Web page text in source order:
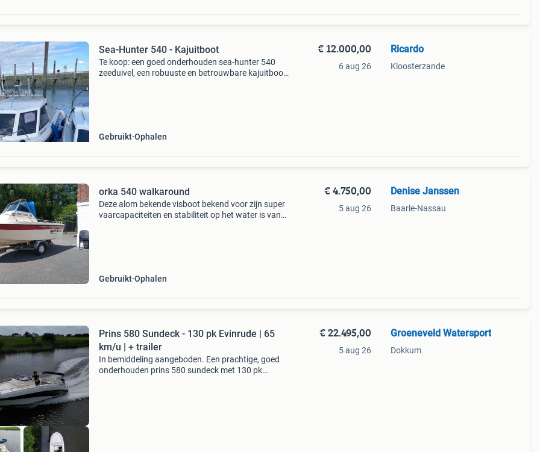
Sea-Hunter 540 - Kajuitboot
Te koop: een goed onderhouden sea-hunter 540
zeeduivel, een robuuste en betrouwbare kajuitboot,
Gebruikt Ophalen
€ 12.000,00
6 aug 26
Ricardo
Kloosterzande
orka 540 walkaround
Deze alom bekende visboot bekend voor zijn super
vaarcapaciteiten en stabiliteit op het water is van
Gebruikt Ophalen
€ 4.750,00
5 aug 26
Denise Janssen
Baarle-Nassau
Prins 580 Sundeck - 130 pk Evinrude | 65
km/u | + trailer
In bemiddeling aangeboden. Een prachtige, goed
onderhouden prins 580 sundeck met 130 pk
€ 22.495,00
5 aug 26
Groeneveld Watersport
Dokkum